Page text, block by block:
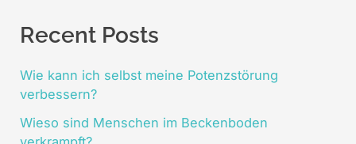
Recent Posts
Wie kann ich selbst meine Potenzstörung
verbessern?
Wieso sind Menschen im Beckenboden